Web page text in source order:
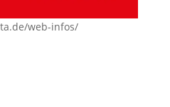
web-infos/